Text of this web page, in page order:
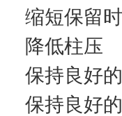
缩短保留
降低柱压
保持良好
保持良好